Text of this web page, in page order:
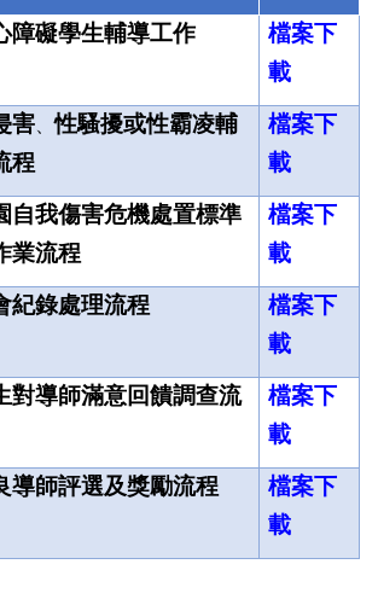
障礙學生輔導工作
檔案下
載
害 、性騷擾或性霸凌輔
程
檔案下
載
自我傷害危機處置標準
業流程
檔案下
載
紀錄處理流程
檔案下
載
對導師滿意回饋調查流
檔案下
載
導師評選及獎勵流程
檔案下
載